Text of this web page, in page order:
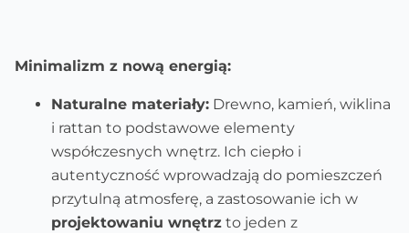
Minimalizm z nową energią:
Naturalne materiały: Drewno, kamień, wiklina
i rattan to podstawowe elementy
współczesnych wnętrz. Ich ciepło i
autentyczność wprowadzają do pomieszczeń
przytulną atmosferę, a zastosowanie ich w
projektowaniu wnętrz to jeden z